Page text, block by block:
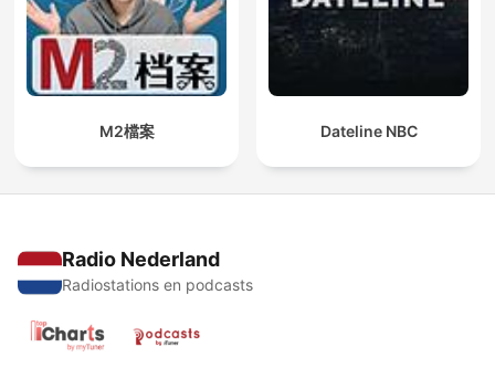
M2檔案 Dateline NBC
Radio Nederland
Radiostations en podcasts